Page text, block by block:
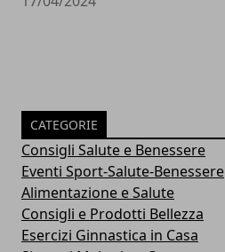
CATEGORIE
Consigli Salute e Benessere
Eventi Sport-Salute-Benessere
Alimentazione e Salute
Consigli e Prodotti Bellezza
Esercizi Ginnastica in Casa